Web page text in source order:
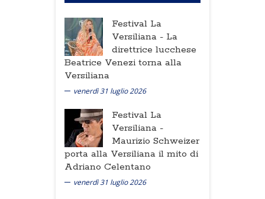
Festival La
Versiliana - La
direttrice lucchese
Beatrice Venezi torna alla
Versiliana
venerdì 31 luglio 2026
Festival La
Versiliana -
Maurizio Schweizer
porta alla Versiliana il mito di
Adriano Celentano
venerdì 31 luglio 2026